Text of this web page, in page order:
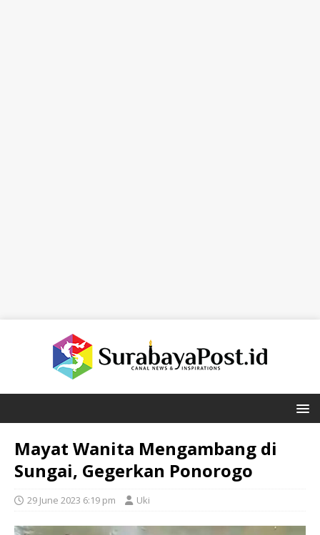
Mayat Wanita Mengambang di
Sungai, Gegerkan Ponorogo
29 June 2023 6:19 pm Uki